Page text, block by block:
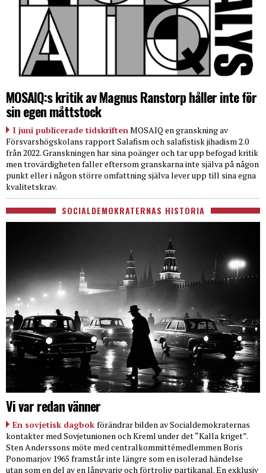
MOSAIQ:s kritik av Magnus Ranstorp håller inte för
sin egen måttstock
I juni publicerade tidskriften MOSAIQ en granskning av
Försvarshögskolans rapport Salafism och salafistisk jihadism 2.0
från 2022. Granskningen har sina poänger och tar upp befogad kritik
men trovärdigheten faller eftersom granskarna inte själva på någon
punkt eller i någon större omfattning själva lever upp till sina egna
kvalitetskrav.
SOCIALDEMOKRATERNAS HISTORIA
Vi var redan vänner
En sovjetisk dagbok förändrar bilden av Socialdemokraternas
kontakter med Sovjetunionen och Kreml under det “Kalla kriget”.
Sten Anderssons möte med centralkommittémedlemmen Boris
Ponomarjov 1965 framstår inte längre som en isolerad händelse
utan som en del av en långvarig och förtrolig partikanal. En exklusiv